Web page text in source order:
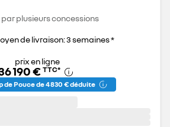
plusieurs concessions
de livraison: 3 semaines *
prix en ligne
190 € TTC*
de Pouce de 4 830 € déduite